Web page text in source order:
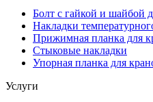
Болт с гайкой и шайбой
Накладки
Прижимная планка для
Стыковые накладки
Упорная планка для
Услуги